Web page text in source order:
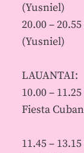
(Yusniel)
20.00 –
(Yusniel)
LAUANTAI:
10.00 –
Fiesta
11.45 –